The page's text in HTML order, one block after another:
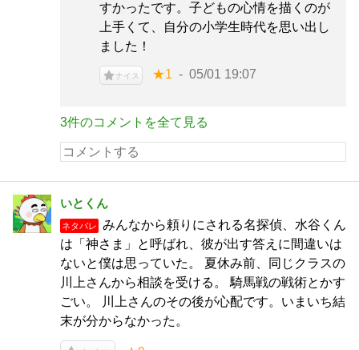
すかったです。子どもの心情を描くのが
上手くて、自分の小学生時代を思い出し
ました！
ナイス ★1 05/01 19:07
3件のコメントを全て見る
いとくん
ネタバレ
みんなから頼りにされる名探偵、水谷くん
は「神さま」と呼ばれ、彼が出す答えに間違いは
ないと僕は思っていた。 夏休み前、同じクラスの
川上さんから相談を受ける。 騎馬戦の戦術とかす
ごい。 川上さんのその後が心配です。いまいち結
末が分からなかった。